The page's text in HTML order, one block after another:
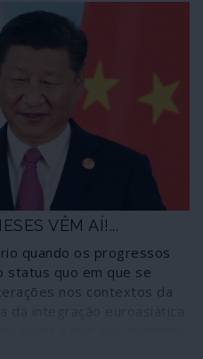
antecipadamente. Duas
foi a primeira de uma
todas as
Oriente (estratégia
a exploração de
para durar apenas duas
mais de 19 anos. Foi
o mais possível; e, hoje em
Pentágono sabotam a
os Talibã e a
VÊM AÍ!...
quando os progressos
status quo em que se
nos contextos da